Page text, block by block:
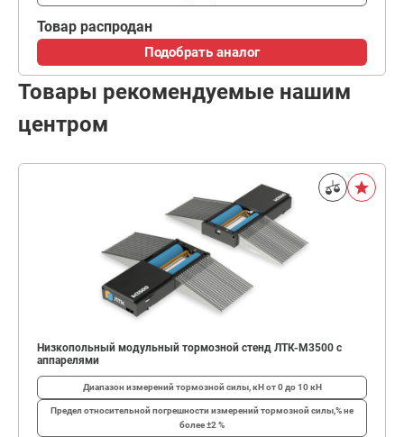
Товар распродан
Подобрать аналог
Товары рекомендуемые нашим
центром
Низкопольный модульный тормозной стенд ЛТК-М3500 с
аппарелями
Диапазон измерений тормозной силы, кНот 0 до 10 кН
Предел относительной погрешности измерений тормозной силы,%не
более ±2 %